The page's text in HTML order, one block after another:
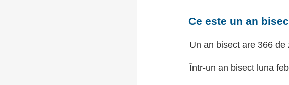
Ce este un an
Un an bisect are 366
Într-un an bisect luna